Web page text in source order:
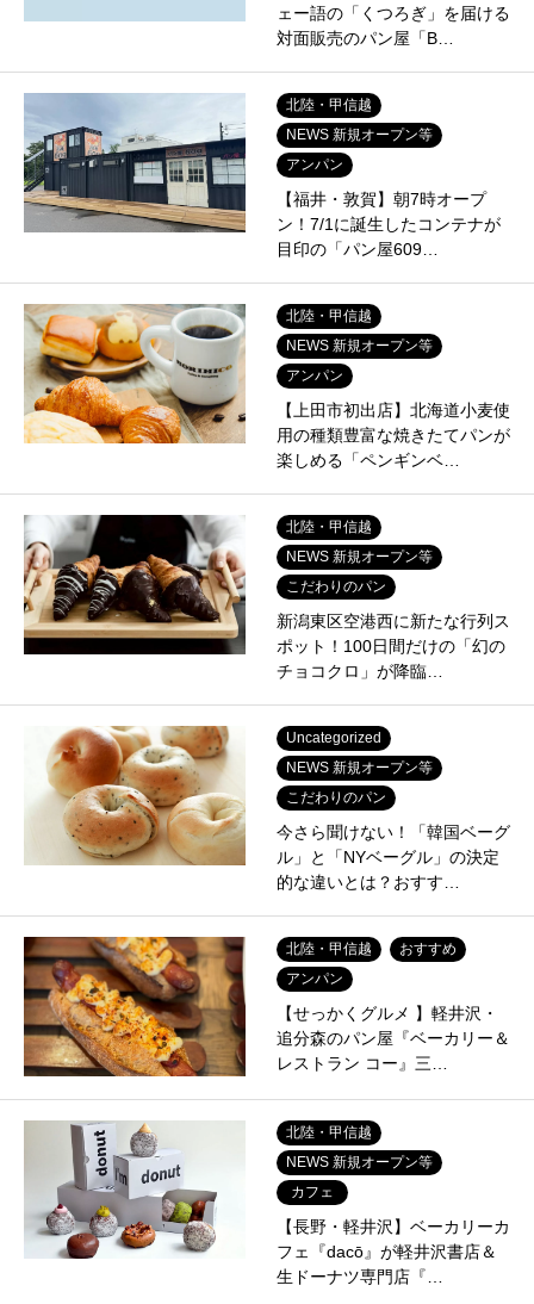
ェー語の「くつろぎ」を届ける
対面販売のパン屋「B…
北陸・甲信越
NEWS 新規オープン等
アンパン
【福井・敦賀】朝7時オープ
ン！7/1に誕生したコンテナが
目印の「パン屋609…
北陸・甲信越
NEWS 新規オープン等
アンパン
【上田市初出店】北海道小麦使
用の種類豊富な焼きたてパンが
楽しめる「ペンギンベ…
北陸・甲信越
NEWS 新規オープン等
こだわりのパン
新潟東区空港西に新たな行列ス
ポット！100日間だけの「幻の
チョコクロ」が降臨…
Uncategorized
NEWS 新規オープン等
こだわりのパン
今さら聞けない！「韓国ベーグ
ル」と「NYベーグル」の決定
的な違いとは？おすす…
北陸・甲信越
おすすめ
アンパン
【せっかくグルメ 】軽井沢・
追分森のパン屋『ベーカリー＆
レストラン コー』三…
北陸・甲信越
NEWS 新規オープン等
カフェ
【長野・軽井沢】ベーカリーカ
フェ『dacō』が軽井沢書店＆
生ドーナツ専門店『…